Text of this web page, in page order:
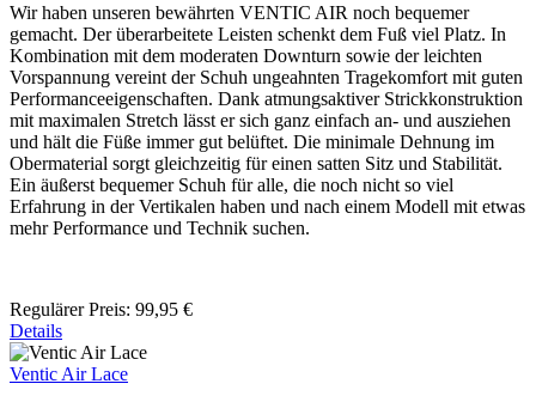
Wir haben unseren bewährten VENTIC AIR noch bequemer
gemacht. Der überarbeitete Leisten schenkt dem Fuß viel Platz. In
Kombination mit dem moderaten Downturn sowie der leichten
Vorspannung vereint der Schuh ungeahnten Tragekomfort mit guten
Performanceeigenschaften. Dank atmungsaktiver Strickkonstruktion
mit maximalen Stretch lässt er sich ganz einfach an- und ausziehen
und hält die Füße immer gut belüftet. Die minimale Dehnung im
Obermaterial sorgt gleichzeitig für einen satten Sitz und Stabilität.
Ein äußerst bequemer Schuh für alle, die noch nicht so viel
Erfahrung in der Vertikalen haben und nach einem Modell mit etwas
mehr Performance und Technik suchen.
Regulärer Preis: 99,95 €
Details
Ventic Air Lace